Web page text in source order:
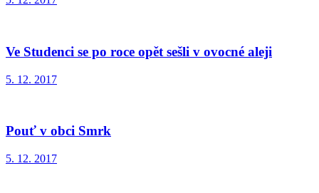
Ve Studenci se po roce opět sešli v ovocné aleji
5. 12. 2017
Pouť v obci Smrk
5. 12. 2017